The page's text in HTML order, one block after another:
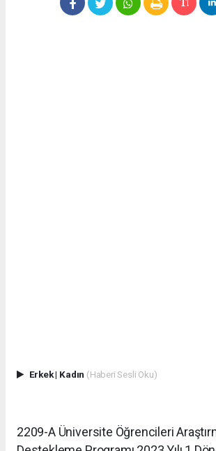
Erkek| Kadın (Haberi Sesli Oku)
2209-A Üniversite Öğrencileri